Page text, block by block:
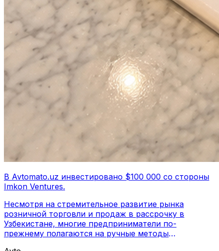
В Avtomato.uz инвестировано $100 000 со стороны
Imkon Ventures.
Несмотря на стремительное развитие рынка
розничной торговли и продаж в рассрочку в
Узбекистане, многие предприниматели по-
прежнему полагаются на ручные методы